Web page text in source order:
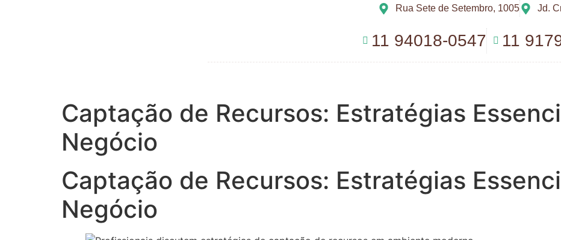
Rua Sete de Setembro, 1005 Jd.
11 94018-0547 11
Captação de Recursos: Estratégias
Negócio
Captação de Recursos: Estratégias
Negócio